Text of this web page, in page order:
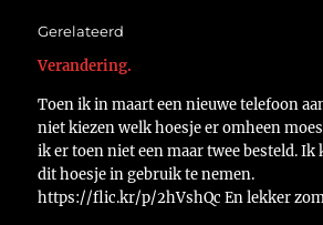
Gerelateerd
Verandering.
Toen ik in maart een nieuwe telefoon
niet kiezen welk hoesje er omheen
ik er toen niet een maar twee besteld. Ik
dit hoesje in gebruik te nemen.
https://flic.kr/p/2hVshQc En lekker